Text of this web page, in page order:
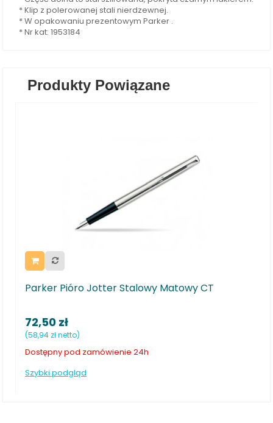
* Klip z polerowanej stali nierdzewnej.
* W opakowaniu prezentowym Parker .
* Nr kat: 1953184
Produkty Powiązane
Stalowy Matowy CT
24h
Parker Długopis